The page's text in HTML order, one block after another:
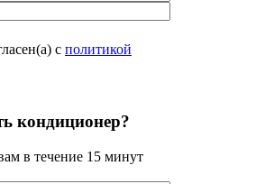
с политикой
кондиционер?
в течение 15 минут